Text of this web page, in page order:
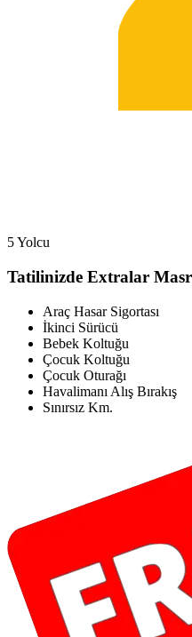
5 Yolcu
Tatilinizde Extralar
Araç Hasar Sigortası
İkinci Sürücü
Bebek Koltuğu
Çocuk Koltuğu
Çocuk Oturağı
Havalimanı Alış Bırakış
Sınırsız Km.